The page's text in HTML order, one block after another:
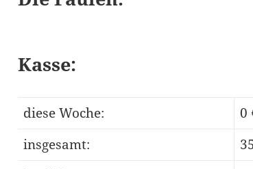
Kasse:
diese Woche:
0
insgesamt: